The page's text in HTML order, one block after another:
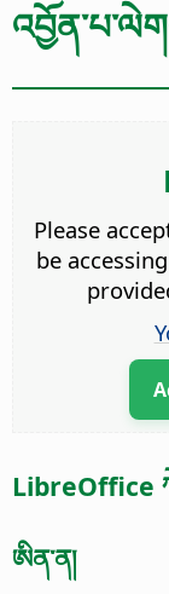
Please
be
LibreOffice
ཨིན་ན།